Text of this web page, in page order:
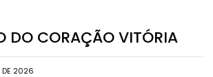
DO CORAÇÃO VITÓRIA
DE 2026